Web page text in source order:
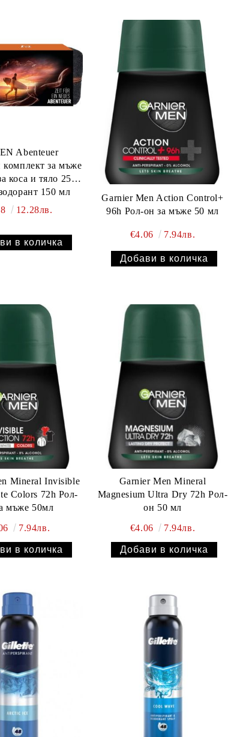
Abenteuer
комплект за мъже
коса и тяло 250
150 мл
12.28лв.
Garnier Men Action Control+
96h Рол-он за мъже 50 мл
€4.06 7.94лв.
Mineral Invisible
Colors 72h Рол-
мъже 50мл
7.94лв.
Garnier Men Mineral
Magnesium Ultra Dry 72h Рол-
он 50 мл
€4.06
7.94лв.